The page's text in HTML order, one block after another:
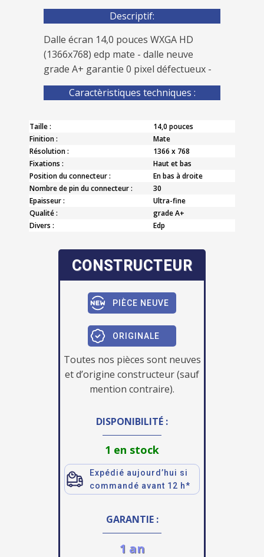
Descriptif:
Dalle écran 14,0 pouces WXGA HD
(1366x768) edp mate - dalle neuve
grade A+ garantie 0 pixel défectueux -
Caractèristiques techniques :
Taille :
14,0 pouces
Finition :
Mate
Résolution :
1366 x 768
Fixations :
Haut et bas
Position du connecteur :
En bas à droite
Nombre de pin du connecteur :
30
Epaisseur :
Ultra-fine
Qualité :
grade A+
Divers :
Edp
CONSTRUCTEUR
PIÈCE NEUVE
ORIGINALE
Toutes nos pièces sont neuves
et d’origine constructeur (sauf
mention contraire).
DISPONIBILITÉ :
1 en stock
Expédié aujourd’hui si
commandé avant 12 h*
GARANTIE :
1 an